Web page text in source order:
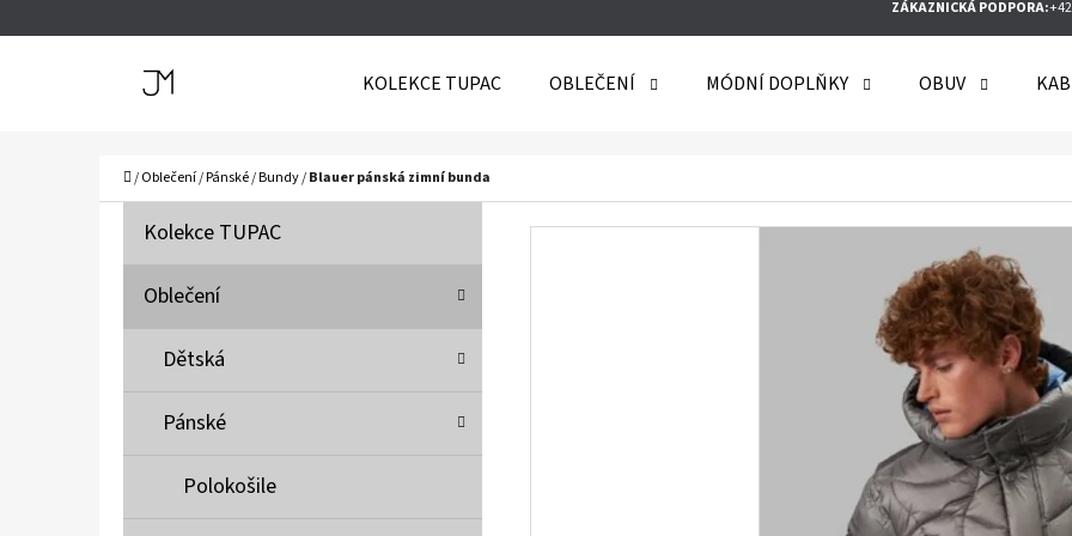
ZÁKAZNICKÁ PODPORA:
KOLEKCE TUPAC OBLEČENÍ MÓDNÍ DOPLŇKY OBUV
Domů
/Oblečení/Pánské/Bundy/Blauer pánská zimní bunda
Přeskočit
K Kolekce TUPAC
Oblečení
Dětská
Pánské
Polokošile